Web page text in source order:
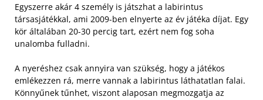
Egyszerre akár 4 személy is játszhat a labirintus
társasjátékkal, ami 2009-ben elnyerte az év játéka díjat. Egy
kör általában 20-30 percig tart, ezért nem fog soha
unalomba fulladni.
A nyeréshez csak annyira van szükség, hogy a játékos
emlékezzen rá, merre vannak a labirintus láthatatlan falai.
Könnyűnek tűnhet, viszont alaposan megmozgatja az